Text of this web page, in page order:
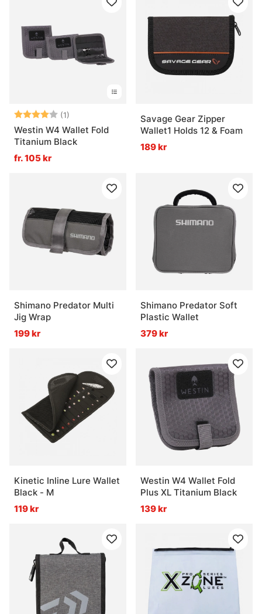
Betyg: (1)
4.0 utav 5 stjärnor
Westin W4 Wallet Fold
Titanium Black
fr. 105 kr
Savage Gear Zipper
Wallet1 Holds 12 & Foam
189 kr
Shimano Predator Multi
Jig Wrap
199 kr
Shimano Predator Soft
Plastic Wallet
379 kr
Kinetic Inline Lure Wallet
Black - M
119 kr
Westin W4 Wallet Fold
Plus XL Titanium Black
139 kr